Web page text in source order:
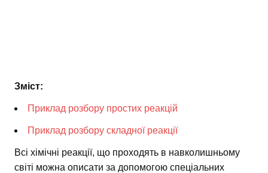
Зміст:
Приклад розбору простих реакцій
Приклад розбору складної реакції
Всі хімічні реакції, що проходять в навколишньому
світі можна описати за допомогою спеціальних